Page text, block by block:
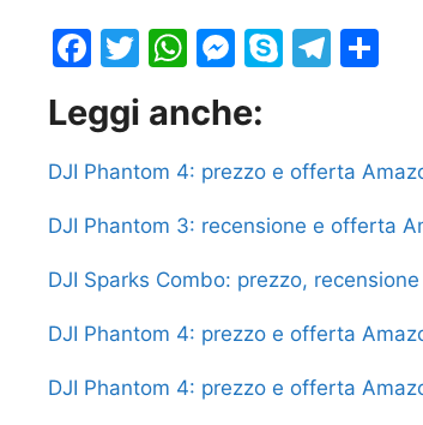
F
c
e
o
o
k
T
itt
er
W
at
s
p
p
M
s
s
n
g
er
S
p
T
gr
m
e
Leggi anche:
DJI Phantom 4: prezzo e offerta
DJI Phantom 3: recensione e offerta
DJI Sparks Combo: prezzo,
DJI Phantom 4: prezzo e offerta
DJI Phantom 4: prezzo e offerta